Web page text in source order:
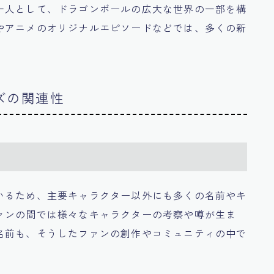
として、ドラゴンボールの広大な世界の一部を構
ニメのオリジナルエピソードなどでは、多くの新
の関連性
ため、主要キャラクター以外にも多くの名前やキ
の間では様々なキャラクターの考察や噂が生ま
も、そうしたファンの創作やコミュニティの中で